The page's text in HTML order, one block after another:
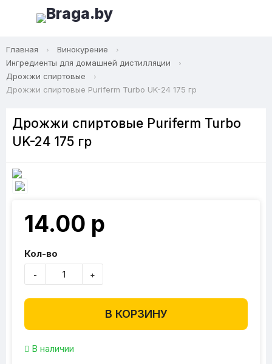
Главная
Винокурение
Ингредиенты для домашней дистилляции
Дрожжи спиртовые
Дрожжи спиртовые Puriferm Turbo UK-24 175 гр
Дрожжи спиртовые Puriferm Turbo
UK-24 175 гр
14.00 р
Кол-во
- +
В КОРЗИНУ
В наличии